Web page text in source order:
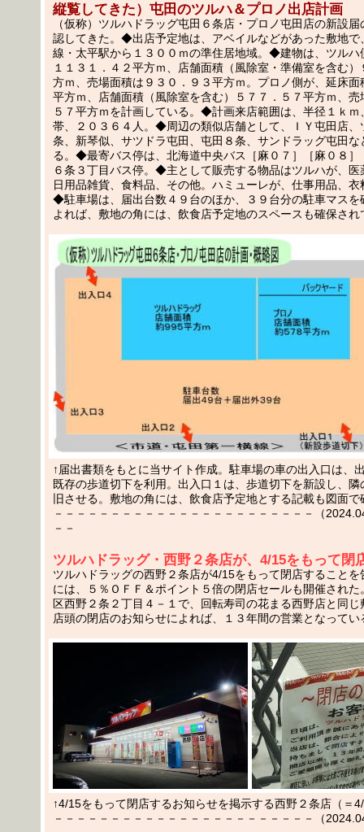
縦覧してきた）屯田のツルハ＆プロノ出店計画
（仮称）ツルハドラッグ屯田６条店・プロノ屯田店の新設
認してきた。◆出店予定地は、アベイルなどがあった敷地で
線・太平駅から１３００ｍの準住居地域。◆建物は、ツルハ
１１３１．４２平方ｍ、店舗面積（風除室・準備室を含む
方ｍ、売場面積は９３０．９３平方ｍ。プロノ側が、延床面
平方ｍ、店舗面積（風除室を含む）５７７．５７平方ｍ、売
５７平方ｍを計画している。◆計画来店範囲は、半径１ｋｍ
帯、２０３６４人。◆周辺の類似店舗として、ＩＹ屯田店、
条、新琴似、サツドラ屯田、屯田８条、サンドラッグ屯田な
る。◆最寄バス停は、北海道中央バス［麻０７］［麻０８］
６条３丁目バス停。◆主として販売する物品はツルハが、医
日用品雑貨、食料品、その他。ハミューレが、仕事用品、
◆駐車場は、届出台数４９台のほか、３９台分の駐車マス
よれば、敷地の角には、飲食店予定地のスペースも確保され
↑届出書類をもとに当サイト作成。駐車場の車の出入口は、
既存の歩道切下を利用。出入口１は、歩道切下を新設し、
旧させる。敷地の角には、飲食店予定地とする記載も図面
－－－－－－－－－－－－－－－－－－－－－－－（
－－
ツルハドラッグ・西野２条店が、4/15をもって閉
ツルハドラッグの西野２条店が4/15をもって閉店することを
には、５％ＯＦＦ＆ポイント５倍の閉店セールも開催され
区西野２条２丁目４－１で、回転寿司の花まる西野店と同
店頭の閉店のお知らせによれば、１３年間の営業となってい
↑4/15をもって閉店するお知らせを掲示する西野２条店（＝
－－－－－－－－－－－－－－－－－－－－－－－（